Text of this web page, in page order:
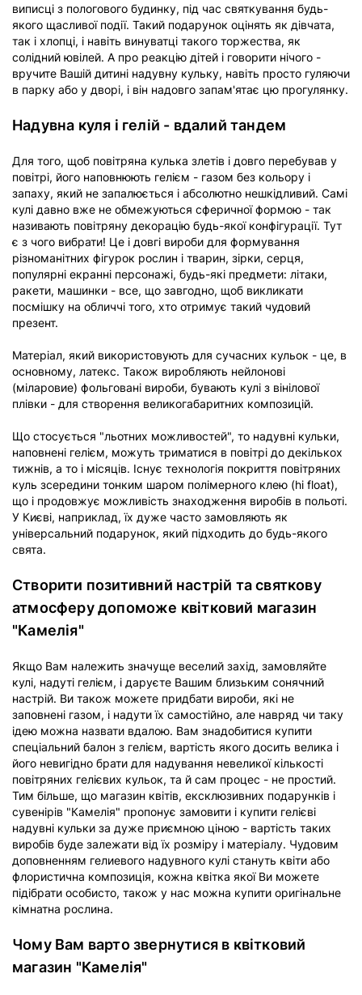
виписці з пологового будинку, під час святкування будь-
якого щасливої ​​події. Такий подарунок оцінять як дівчата,
так і хлопці, і навіть винуватці такого торжества, як
солідний ювілей. А про реакцію дітей і говорити нічого -
вручите Вашій дитині надувну кульку, навіть просто гуляючи
в парку або у дворі, і він надовго запам'ятає цю прогулянку.
Надувна куля і гелій - вдалий тандем
Для того, щоб повітряна кулька злетів і довго перебував у
повітрі, його наповнюють гелієм - газом без кольору і
запаху, який не запалюється і абсолютно нешкідливий. Самі
кулі давно вже не обмежуються сферичної формою - так
називають повітряну декорацію будь-якої конфігурації. Тут
є з чого вибрати! Це і довгі вироби для формування
різноманітних фігурок рослин і тварин, зірки, серця,
популярні екранні персонажі, будь-які предмети: літаки,
ракети, машинки - все, що завгодно, щоб викликати
посмішку на обличчі того, хто отримує такий чудовий
презент.
Матеріал, який використовують для сучасних кульок - це, в
основному, латекс. Також виробляють нейлонові
(міларовие) фольговані вироби, бувають кулі з вінілової
плівки - для створення великогабаритних композицій.
Що стосується "льотних можливостей", то надувні кульки,
наповнені гелієм, можуть триматися в повітрі до декількох
тижнів, а то і місяців. Існує технологія покриття повітряних
куль зсередини тонким шаром полімерного клею (hi float),
що і продовжує можливість знаходження виробів в польоті.
У Києві, наприклад, їх дуже часто замовляють як
універсальний подарунок, який підходить до будь-якого
свята.
Створити позитивний настрій та святкову
атмосферу допоможе квітковий магазин
"Камелія"
Якщо Вам належить значуще веселий захід, замовляйте
кулі, надуті гелієм, і даруєте Вашим близьким сонячний
настрій. Ви також можете придбати вироби, які не
заповнені газом, і надути їх самостійно, але навряд чи таку
ідею можна назвати вдалою. Вам знадобитися купити
спеціальний балон з гелієм, вартість якого досить велика і
його невигідно брати для надування невеликої кількості
повітряних гелієвих кульок, та й сам процес - не простий.
Тим більше, що магазин квітів, ексклюзивних подарунків і
сувенірів "Камелія" пропонує замовити і купити гелієві
надувні кульки за дуже приємною ціною - вартість таких
виробів буде залежати від їх розміру і матеріалу. Чудовим
доповненням гелиевого надувного кулі стануть квіти або
флористична композиція, кожна квітка якої Ви можете
підібрати особисто, також у нас можна купити оригінальне
кімнатна рослина.
Чому Вам варто звернутися в квітковий
магазин "Камелія"